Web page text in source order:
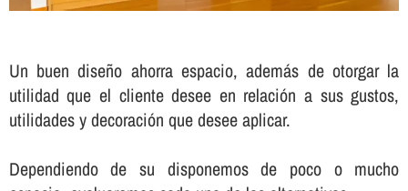
Un buen diseño ahorra espacio, además de otorgar la
utilidad que el cliente desee en relación a sus gustos,
utilidades y decoración que desee aplicar.
Dependiendo de su disponemos de poco o mucho